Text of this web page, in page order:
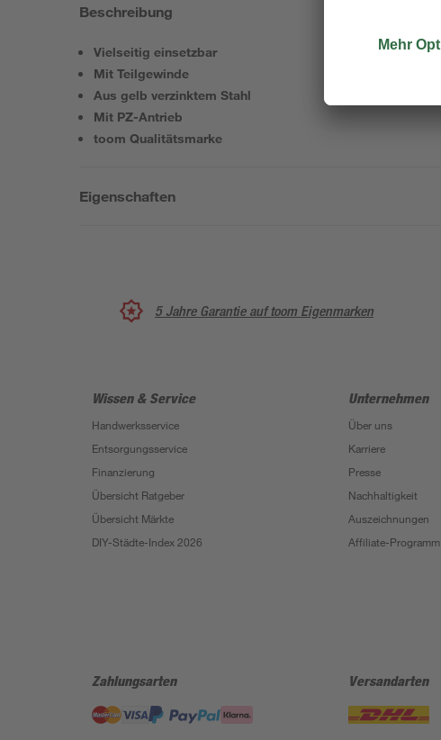
Beschreibung
Vielseitig einsetzbar
Mit Teilgewinde
Aus gelb verzinktem Stahl
Mit PZ-Antrieb
toom Qualitätsmarke
Eigenschaften
5 Jahre Garantie auf toom Eigenmarken
Wissen & Service
Handwerksservice
Entsorgungsservice
Finanzierung
Übersicht Ratgeber
Übersicht Märkte
DIY-Städte-Index 2026
Unternehmen
Über uns
Karriere
Presse
Nachhaltigkeit
Auszeichnungen
Affiliate-Programm
Zahlungsarten Versandarten